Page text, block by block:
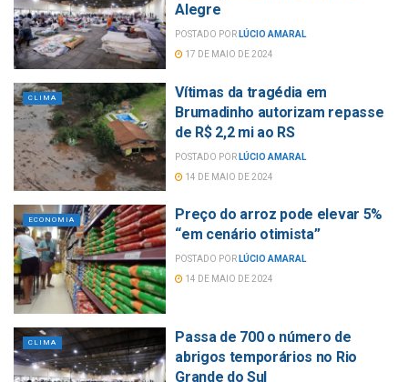
Alegre
POSTADO POR LÚCIO AMARAL
17 DE MAIO DE 2024
CLIMA
Vítimas da tragédia em
Brumadinho autorizam repasse
de R$ 2,2 mi ao RS
POSTADO POR LÚCIO AMARAL
14 DE MAIO DE 2024
ECONOMIA
Preço do arroz pode elevar 5%
“em cenário otimista”
POSTADO POR LÚCIO AMARAL
14 DE MAIO DE 2024
CLIMA
Passa de 700 o número de
abrigos temporários no Rio
Grande do Sul